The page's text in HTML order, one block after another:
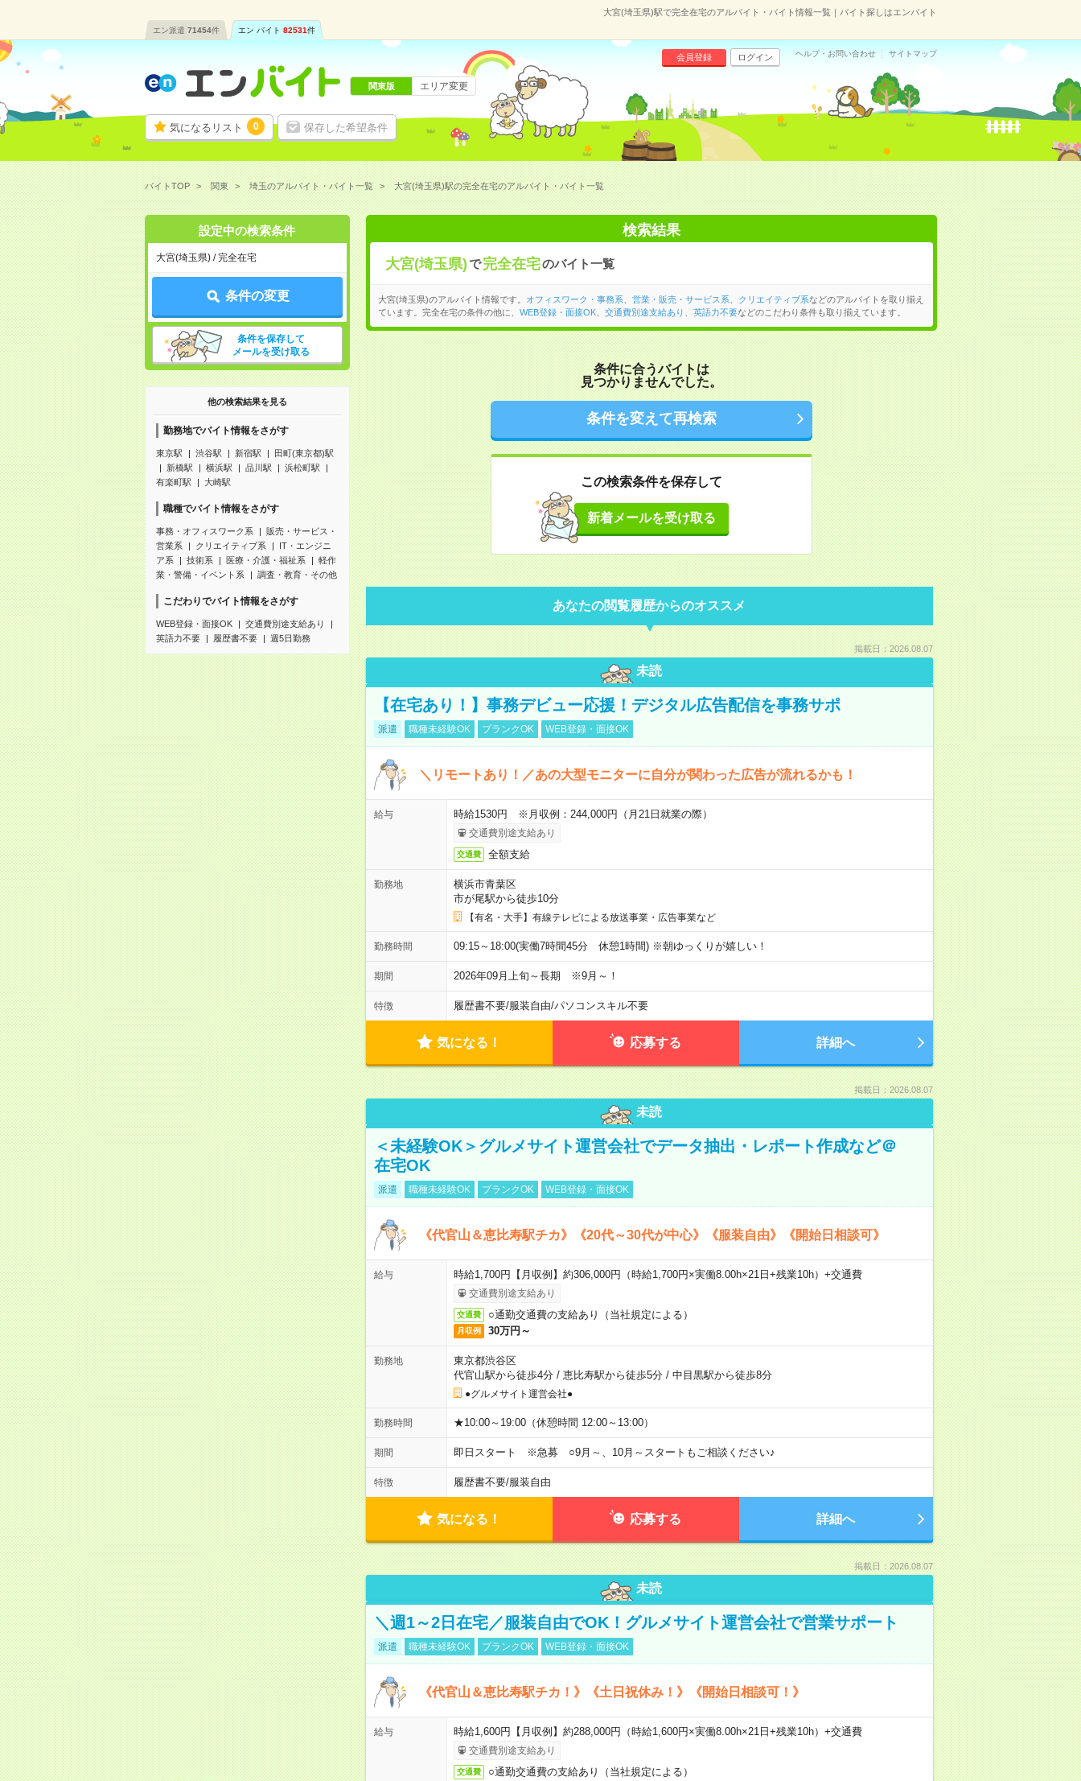
大宮(埼玉県)駅で完全在宅のアルバイト・バイト情報一覧｜バイト探しはエンバイト
エン派遣 71454件 エン バイト 82531件
気になるリスト 0 保存した希望条件
会員登録 ログイン ヘルプ・お問い合わせ サイトマップ
関東版 エリア変更
バイトTOP 関東 埼玉のアルバイト・バイト一覧 大宮(埼玉県)駅の完全在宅のアルバイト・バイト一覧
設定中の検索条件
大宮(埼玉県) / 完全在宅
条件の変更
条件を保存して
メールを受け取る
他の検索結果を見る
勤務地でバイト情報をさがす
東京駅 渋谷駅 新宿駅
田町(東京都)駅
新橋駅
横浜駅 品川駅
浜松町駅
有楽町駅
大崎駅
職種でバイト情報をさがす
事務・オフィスワーク系
販売・サービス・
営業系
クリエイティブ系
IT・エンジニ
ア系
技術系 医療・介護・福祉系
軽作
業・警備・イベント系
調査・教育・その他
こだわりでバイト情報をさがす
WEB登録・面接OK
交通費別途支給あり
英語力不要
履歴書不要 週5日勤務
検索結果
大宮(埼玉県)で 完全在宅のバイト一覧
大宮(埼玉県)のアルバイト情報です。 オフィスワーク・事務系 営業・販売・サービス系 クリエイティブ系などのアルバイトを取り揃え
ています。完全在宅の条件の他に、 WEB登録・面接OK、 交通費別途支給あり 英語力不要などのこだわり条件も取り揃えています。
条件に合うバイトは
見つかりませんでした。
条件を変えて再検索
この検索条件を保存して
新着メールを受け取る
あなたの閲覧履歴からのオススメ
掲載日：2026.08.07
未読
【在宅あり！】事務デビュー応援！デジタル広告配信を事務サポ
派遣 職種未経験OK ブランクOK WEB登録・面接OK
＼リモートあり！／あの大型モニターに自分が関わった広告が流れるかも！
給与 時給1530円 ※月収例：244,000円（月21日就業の際）
交通費別途支給あり
交通費 全額支給
勤務地
横浜市青葉区
市が尾駅から徒歩10分
【有名・大手】有線テレビによる放送事業・広告事業など
勤務時間 09:15～18:00(実働7時間45分 休憩1時間) ※朝ゆっくりが嬉しい！
期間 2026年09月上旬～長期 ※9月～！
特徴 履歴書不要/服装自由/パソコンスキル不要
気になる！ 応募する 詳細へ
掲載日：2026.08.07
未読
＜未経験OK＞グルメサイト運営会社でデータ抽出・レポート作成など＠
在宅OK
派遣 職種未経験OK ブランクOK WEB登録・面接OK
《代官山＆恵比寿駅チカ》《20代～30代が中心》《服装自由》《開始日相談可》
給与 時給1,700円【月収例】約306,000円（時給1,700円×実働8.00h×21日+残業10h）+交通費
交通費別途支給あり
交通費 ○通勤交通費の支給あり（当社規定による）
月収例 30万円～
勤務地
東京都渋谷区
代官山駅から徒歩4分/ 恵比寿駅から徒歩5分/ 中目黒駅から徒歩8分
●グルメサイト運営会社●
勤務時間 ★10:00～19:00（休憩時間 12:00～13:00）
期間 即日スタート ※急募 ○9月～、10月～スタートもご相談ください♪
特徴 履歴書不要/服装自由
気になる！ 応募する 詳細へ
掲載日：2026.08.07
未読
＼週1～2日在宅／服装自由でOK！グルメサイト運営会社で営業サポート
派遣 職種未経験OK ブランクOK WEB登録・面接OK
《代官山＆恵比寿駅チカ！》《土日祝休み！》《開始日相談可！》
給与 時給1,600円【月収例】約288,000円（時給1,600円×実働8.00h×21日+残業10h）+交通費
交通費別途支給あり
交通費 ○通勤交通費の支給あり（当社規定による）